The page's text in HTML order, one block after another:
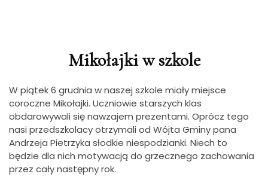
Mikołajki w szkole
W piątek 6 grudnia w naszej szkole miały miejsce
coroczne Mikołajki. Uczniowie starszych klas
obdarowywali się nawzajem prezentami. Oprócz tego
nasi przedszkolacy otrzymali od Wójta Gminy pana
Andrzeja Pietrzyka słodkie niespodzianki. Niech to
będzie dla nich motywacją do grzecznego zachowania
przez cały następny rok.